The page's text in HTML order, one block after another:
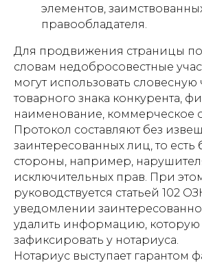
элементов,
правообладателя.
Для продвижения страницы
словам недобросовестные
могут использовать словесную
товарного знака конкурента,
наименование, коммерческое
Протокол составляют без
заинтересованных лиц, то есть
стороны, например,
исключительных прав. При
руководствуется статьей 102
уведомлении
удалить информацию,
зафиксировать у нотариуса.
Нотариус выступает гарантом